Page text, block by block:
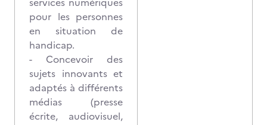
pour les personnes
en situation de
handicap.
- Concevoir des
sujets innovants et
adaptés à différents
médias (presse
écrite, audiovisuel,